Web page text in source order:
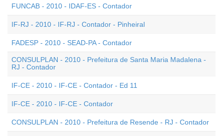
FUNCAB - 2010 - IDAF-ES - Contador
IF-RJ - 2010 - IF-RJ - Contador - Pinheiral
FADESP - 2010 - SEAD-PA - Contador
CONSULPLAN - 2010 - Prefeitura de Santa Maria Madalena -
RJ - Contador
IF-CE - 2010 - IF-CE - Contador - Ed 11
IF-CE - 2010 - IF-CE - Contador
CONSULPLAN - 2010 - Prefeitura de Resende - RJ - Contador